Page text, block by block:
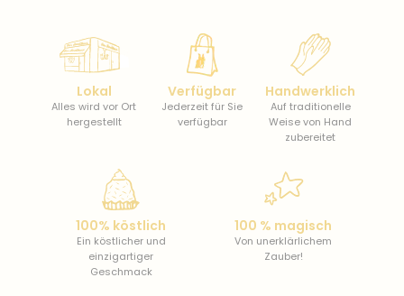
Lokal
Alles wird vor Ort
hergestellt
Verfügbar
Jederzeit für Sie
verfügbar
Handwerklich
Auf traditionelle
Weise von Hand
zubereitet
100% köstlich
Ein köstlicher und
einzigartiger
Geschmack
100 % magisch
Von unerklärlichem
Zauber!